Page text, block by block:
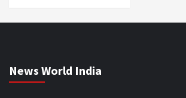
News World India